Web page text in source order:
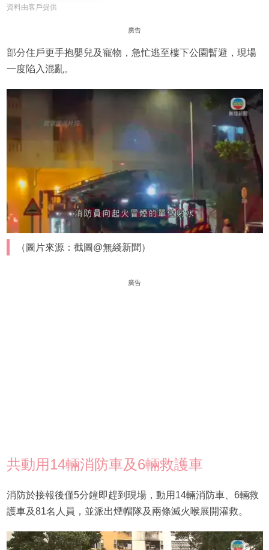
資料由客戶提供
廣告
部分住戶更手抱嬰兒及寵物，急忙逃至樓下公園暫避，現場
一度陷入混亂。
（圖片來源：截圖@無綫新聞）
廣告
共動用14輛消防車及6輛救護車
消防於接報後僅5分鐘即趕到現場，動用14輛消防車、6輛救
護車及81名人員，並派出煙帽隊及兩條滅火喉展開灌救。